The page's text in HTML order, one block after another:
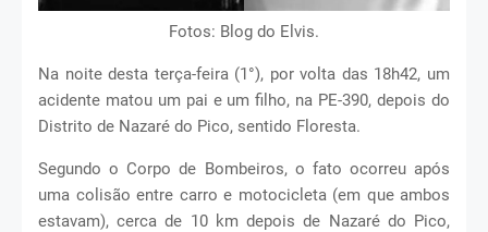
Fotos: Blog do Elvis.
Na noite desta terça-feira (1°), por volta das 18h42, um
acidente matou um pai e um filho, na PE-390, depois do
Distrito de Nazaré do Pico, sentido Floresta.
Segundo o Corpo de Bombeiros, o fato ocorreu após
uma colisão entre carro e motocicleta (em que ambos
estavam), cerca de 10 km depois de Nazaré do Pico,